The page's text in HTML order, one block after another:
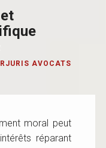
AVOCATS
moral peut
réparant